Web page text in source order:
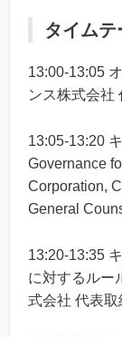
タイムテ
13:00-13:05
ンス株式会社
13:05-13:20
Governance
Corporation,
General
13:20-13:35
に対するルー
式会社 代表取